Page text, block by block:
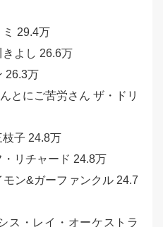
29.4万
よし 26.6万
26.3万
とにご苦労さん ザ・ドリ
子 24.8万
リチャード 24.8万
ン&ガーファンクル 24.7
ス・レイ・オーケストラ